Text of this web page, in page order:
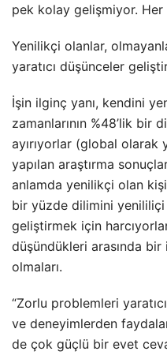
pek kolay gelişmiyor.
Yenilikçi olanlar,
yaratıcı düşünceler
İşin ilginç yanı, kendini
zamanlarının %48’lik bir
ayırıyorlar (global
yapılan araştırma
anlamda yenilikçi olan
bir yüzde dilimini yenililiçi
geliştirmek için
düşündükleri arasında
olmaları.
“Zorlu problemleri
ve deneyimlerden
de çok güçlü bir evet